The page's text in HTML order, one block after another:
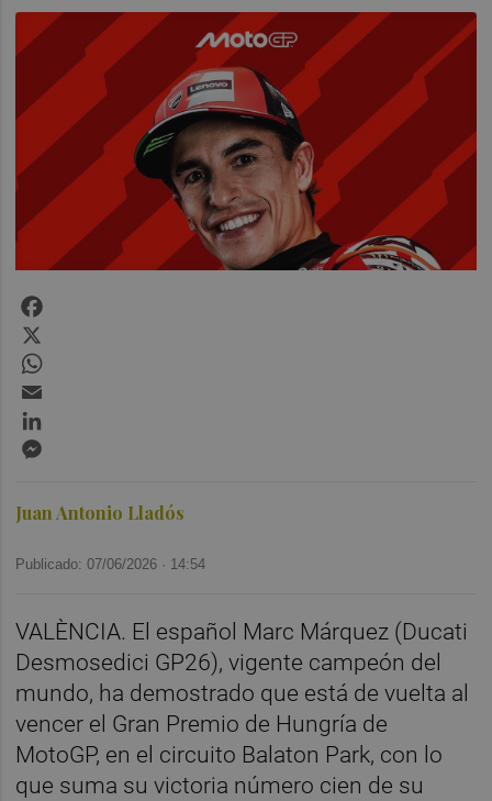
Juan Antonio Lladós
Publicado: 07/06/2026 · 14:54
VALÈNCIA. El español Marc Márquez (Ducati
Desmosedici GP26), vigente campeón del
mundo, ha demostrado que está de vuelta al
vencer el Gran Premio de Hungría de
MotoGP, en el circuito Balaton Park, con lo
que suma su victoria número cien de su